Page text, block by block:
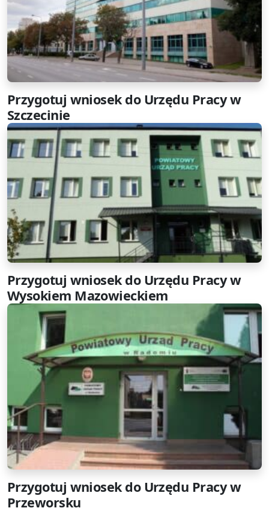
Przygotuj wniosek do Urzędu Pracy w
Szczecinie
Przygotuj wniosek do Urzędu Pracy w
Wysokiem Mazowieckiem
Przygotuj wniosek do Urzędu Pracy w
Przeworsku